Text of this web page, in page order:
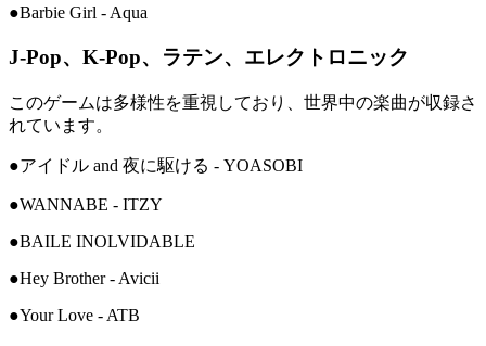
●Barbie Girl - Aqua
J-Pop、K-Pop、ラテン、エレクトロニック
このゲームは多様性を重視しており、世界中の楽曲が収録さ
れています。
●アイドル and 夜に駆ける - YOASOBI
●WANNABE - ITZY
●BAILE INOLVIDABLE
●Hey Brother - Avicii
●Your Love - ATB